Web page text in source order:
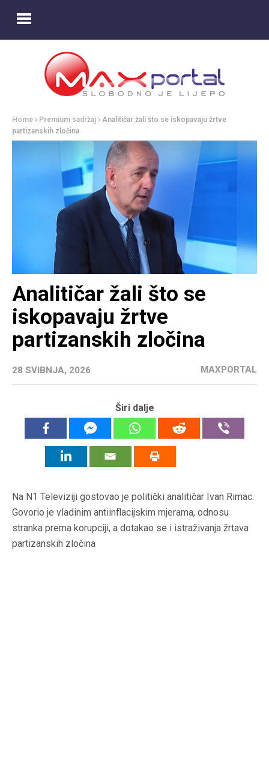
Home Premium sadržaj
Analitičar žali što se iskopavaju žrtve
partizanskih zločina
Analitičar žali što se
iskopavaju žrtve
partizanskih zločina
28 SVIBNJA, 2026 MAXPORTAL
Širi dalje
Na N1 Televiziji gostovao je politički analitičar Ivan Rimac.
Govorio je vladinim antiinflacijskim mjerama, odnosu
stranka prema korupciji, a dotakao se i istraživanja žrtava
partizanskih zločina